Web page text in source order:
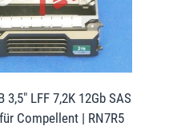
3,5" LFF 7,2K 12Gb SAS
Compellent | RN7R5